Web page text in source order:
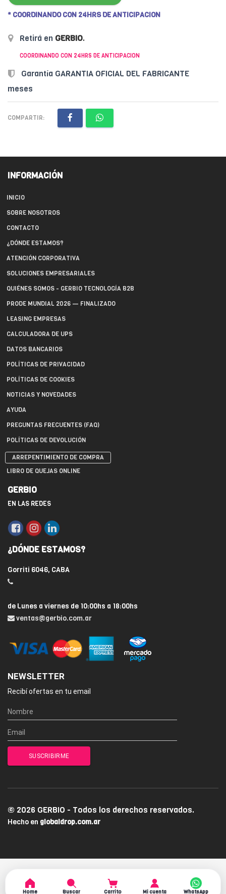
* COORDINANDO CON 24HRS DE ANTICIPACION
Retirá en GERBIO.
COORDINANDO CON 24HRS DE ANTICIPACION
Garantía GARANTIA OFICIAL DEL FABRICANTE
meses
COMPARTIR:
INFORMACIÓN
INICIO
SOBRE NOSOTROS
CONTACTO
¿DÓNDE ESTAMOS?
ATENCIÓN CORPORATIVA
SOLUCIONES EMPRESARIALES
QUIÉNES SOMOS - GERBIO TECNOLOGÍA B2B
PRODE MUNDIAL 2026 — FINALIZADO
LEASING EMPRESAS
CALCULADORA DE UPS
DATOS BANCARIOS
POLÍTICAS DE PRIVACIDAD
POLÍTICAS DE COOKIES
NOTICIAS Y NOVEDADES
AYUDA
PREGUNTAS FRECUENTES (FAQ)
POLÍTICAS DE DEVOLUCIÓN
ARREPENTIMIENTO DE COMPRA
LIBRO DE QUEJAS ONLINE
GERBIO
EN LAS REDES
¿DÓNDE ESTAMOS?
Gorriti 6046, CABA
de Lunes a viernes de 10:00hs a 18:00hs
ventas@gerbio.com.ar
NEWSLETTER
Recibí ofertas en tu email
© 2026 GERBIO - Todos los derechos reservados.
Hecho en globaldrop.com.ar
Home Buscar Carrito Mi cuenta